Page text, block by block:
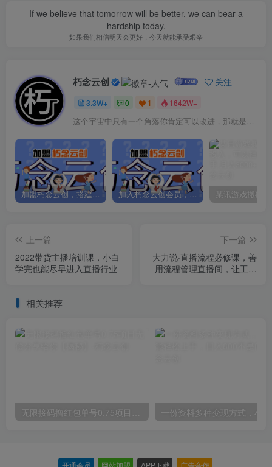
If we believe that tomorrow will be better, we can bear a
hardship today.
如果我们相信明天会更好，今天就能承受艰辛
朽念云创 关注
3.3W+ 0 1 1642W+
这个宇宙中只有一个角落你肯定可以改进，那就是你自己
加盟朽念云创，搭建同款项目资源站，实现日入2000+ 加入朽念云创会员，全站资源免费学习。
上一篇
2022带货主播培训课，小白
学完也能尽早进入直播行业
下一篇
大力说·直播流程必修课，善
用流程管理直播间，让工作
相关推荐
无限接码撸红包单号0.75项目无偿分享给你【揭秘】